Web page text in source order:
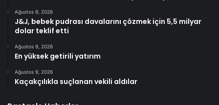
Ağustos 9, 2026
J&J, bebek pudrası davalarını çözmek için 5,5 milyar
dolar teklif etti
Ağustos 9, 2026
En yüksek getirili yatırım
Ağustos 9, 2026
Kaçakçılıkla suçlanan vekili aldılar